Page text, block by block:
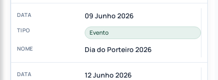
09 Junho 2026
Evento
Dia do Porteiro 2026
12 Junho 2026